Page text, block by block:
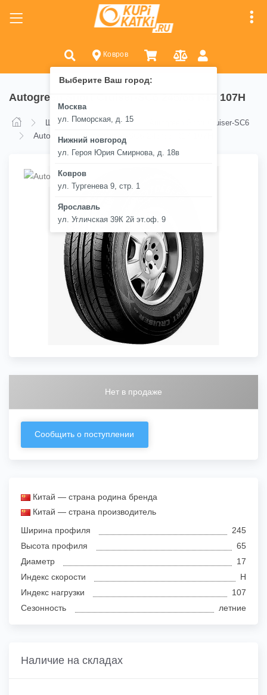
Ковров
Выберите Ваш город:
Москва
ул. Поморская, д. 15
Нижний новгород
ул. Героя Юрия Смирнова, д. 18в
Ковров
ул. Тургенева 9, стр. 1
Ярославль
ул. Угличская 39К 2й эт.оф. 9
Autogreen Sport Cruiser-SC6 245/65 R17 107H
Шины Autogreen Autogreen Sport Cruiser-SC6
Autogreen Sport Cruiser-SC6 245/65 R17 107H
Нет в продаже
Сообщить о поступлении
Китай — страна родина бренда
Китай — страна производитель
Ширина профиля
245
Высота профиля
65
Диаметр
17
Индекс скорости
H
Индекс нагрузки
107
Сезонность
летние
Наличие на складах